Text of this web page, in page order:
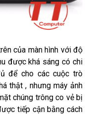
của màn hình với độ
được khá sáng có chi
để cho các cuộc trò
thật , nhưng máy ảnh
chúng trông co vẻ bị
tiếp cận bằng cách